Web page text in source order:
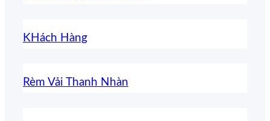
KHách Hàng
Rèm Vải Thanh Nhàn